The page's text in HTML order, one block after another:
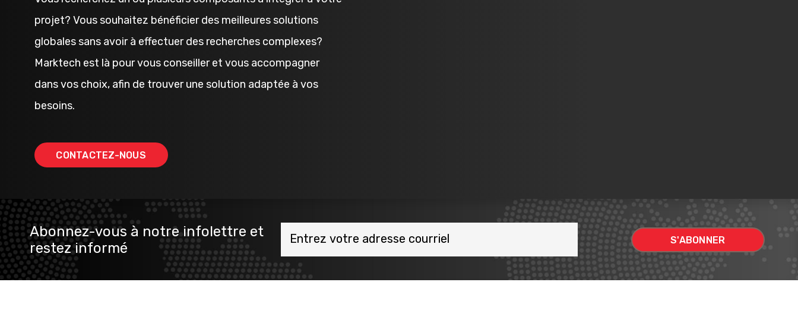
projet? Vous souhaitez bénéficier des meilleures solutions
globales sans avoir à effectuer des recherches complexes?
Marktech est là pour vous conseiller et vous accompagner
dans vos choix, afin de trouver une solution adaptée à vos
besoins.
CONTACTEZ-NOUS
Abonnez-vous à notre infolettre et
restez informé